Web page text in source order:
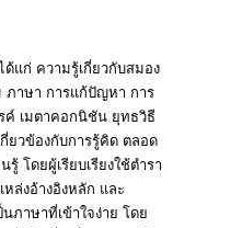
แก่ ความรู้เกี่ยวกับสมอง
ภาษา การแก้ปัญหา การ
เมตาคอกนิชัน ยุทธวิธี
ยวข้องกับการรู้คิด ตลอด
โดยผู้เรียบเรียงใช้ตำรา
ล่งอ้างอิงหลัก และ
ภาษาที่เข้าใจง่าย โดย